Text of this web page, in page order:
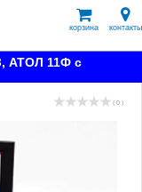
корзина контакты
АТОЛ 11Ф c
( 0 )